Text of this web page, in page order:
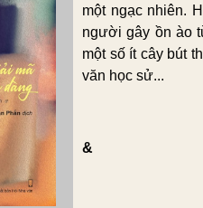
một ngạc nhiên.
người gây ồn ào
một số ít cây bút
văn học sử...
&